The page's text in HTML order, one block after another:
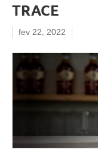
TRACE
fev 22, 2022